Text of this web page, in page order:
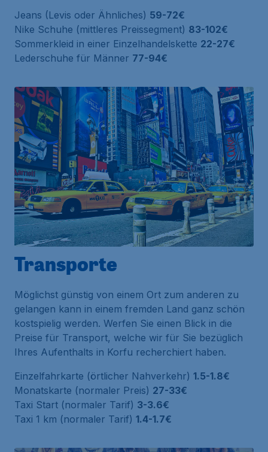
Jeans (Levis oder Ähnliches) 59-72€
Nike Schuhe (mittleres Preissegment) 83-102€
Sommerkleid in einer Einzelhandelskette 22-27€
Lederschuhe für Männer 77-94€
Transporte
Möglichst günstig von einem Ort zum anderen zu
gelangen kann in einem fremden Land ganz schön
kostspielig werden. Werfen Sie einen Blick in die
Preise für Transport, welche wir für Sie bezüglich
Ihres Aufenthalts in Korfu recherchiert haben.
Einzelfahrkarte (örtlicher Nahverkehr) 1.5-1.8€
Monatskarte (normaler Preis) 27-33€
Taxi Start (normaler Tarif) 3-3.6€
Taxi 1 km (normaler Tarif) 1.4-1.7€